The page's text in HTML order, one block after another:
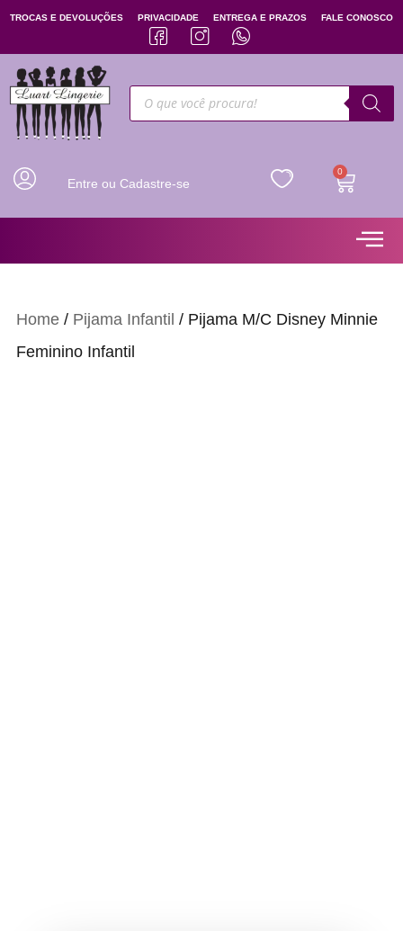
TROCAS E DEVOLUÇÕES PRIVACIDADE ENTREGA E PRAZOS FALE CONOSCO
Entre ou Cadastre-se
0
Home / Pijama Infantil / Pijama M/C Disney Minnie
Feminino Infantil